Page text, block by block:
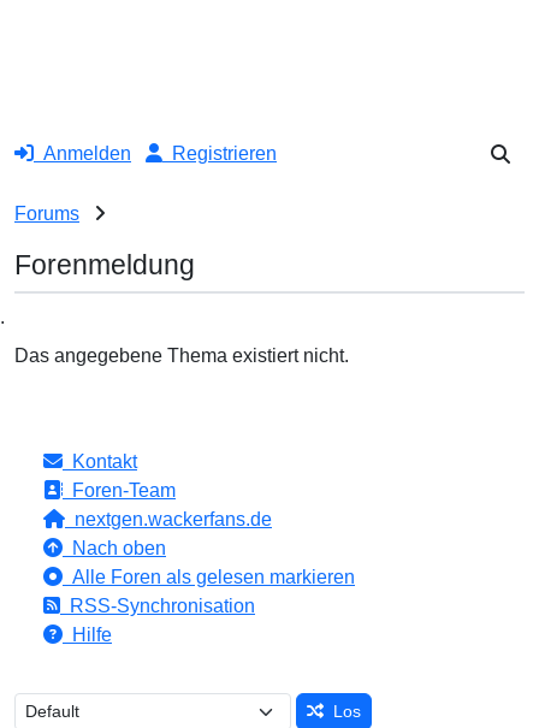
Anmelden Registrieren
Forums
Forenmeldung
.
Das angegebene Thema existiert nicht.
Kontakt
Foren-Team
nextgen.wackerfans.de
Nach oben
Alle Foren als gelesen markieren
RSS-Synchronisation
Hilfe
Los